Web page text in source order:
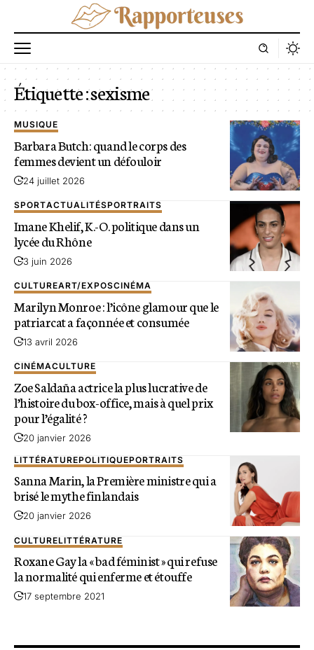
Étiquette :sexisme
MUSIQUE
Barbara Butch: quand le corps des
femmes devient un défouloir
24 juillet 2026
SPORTACTUALITÉSPORTRAITS
Imane Khelif, K.-O. politique dans un
lycée du Rhône
3 juin 2026
CULTUREART/EXPOSCINÉMA
Marilyn Monroe : l’icône glamour que le
patriarcat a façonnée et consumée
13 avril 2026
CINÉMACULTURE
Zoe Saldaña actrice la plus lucrative de
l’histoire du box-office, mais à quel prix
pour l’égalité ?
20 janvier 2026
LITTÉRATUREPOLITIQUEPORTRAITS
Sanna Marin, la Première ministre qui a
brisé le mythe finlandais
20 janvier 2026
CULTURELITTÉRATURE
Roxane Gay la « bad féminist » qui refuse
la normalité qui enferme et étouffe
17 septembre 2021